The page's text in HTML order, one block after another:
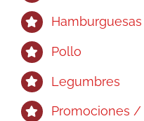
Hamburguesas
Pollo
Legumbres
Promociones /